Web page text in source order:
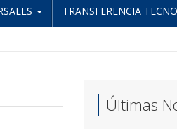
TRANSFERENCIA
Últimas